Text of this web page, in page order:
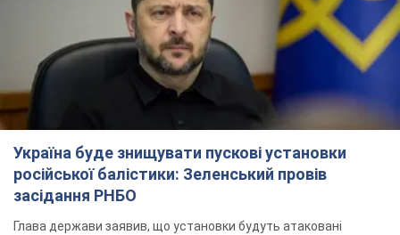
Україна буде знищувати пускові установки
російської балістики: Зеленський провів
засідання РНБО
Глава держави заявив, що установки будуть атаковані